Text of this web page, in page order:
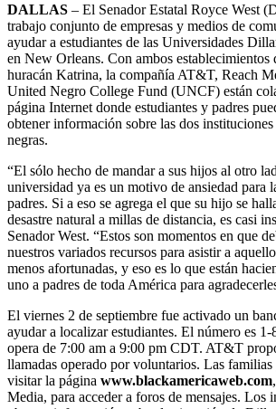
DALLAS – El Senador Estatal Royce West
trabajo conjunto de empresas y medios de
ayudar a estudiantes de las Universidades
en New Orleans. Con ambos establecimientos
huracán Katrina, la compañía AT&T, Reach
United Negro College Fund (UNCF) están
página Internet donde estudiantes y padres
obtener información sobre las dos
negras.
“El sólo hecho de mandar a sus hijos al otro
universidad ya es un motivo de ansiedad para
padres. Si a eso se agrega el que su hijo se
desastre natural a millas de distancia, es casi
Senador West. “Estos son momentos en que
nuestros variados recursos para asistir a
menos afortunadas, y eso es lo que están
uno a padres de toda América para
El viernes 2 de septiembre fue activado un
ayudar a localizar estudiantes. El número es
opera de 7:00 am a 9:00 pm CDT. AT&T
llamadas operado por voluntarios. Las familias
visitar la página www.blackamericaweb.com
Media, para acceder a foros de mensajes. Los